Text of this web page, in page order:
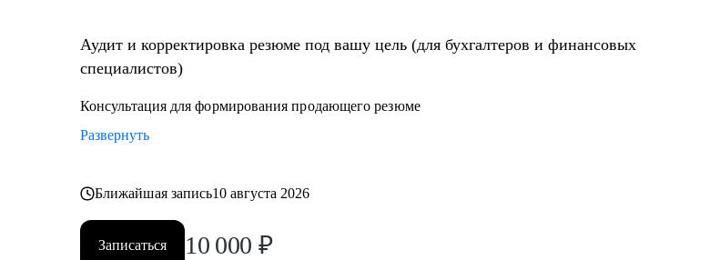
• Избавиться от страхов и сомнений и получить оффер с привлекательными условиями.
• Прокачать определенные навыки,чтобы стать востребованным финансовым специалистом.
• Финансовым директорам, желающим выйти на качественно иной уровень дохода.
• Главным бухгалтерам, которые "засиделись на одном месте".
• Финансовым менеджерам, аналитикам, методологам и налоговым консультантам.
Аудит и корректировка резюме под вашу цель (для бухгалтеров и финансовых
специалистов)
Консультация для формирования продающего резюме
Развернуть
Ближайшая запись10 августа 2026
Записаться 10 000 ₽